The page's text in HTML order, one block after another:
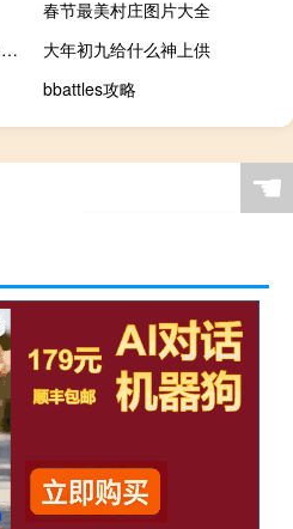
春节最美村庄图片大全
qq炫舞时尚旅行搭配的s攻略温馨温泉
大年初九给什么神上供
bbattles攻略
☚